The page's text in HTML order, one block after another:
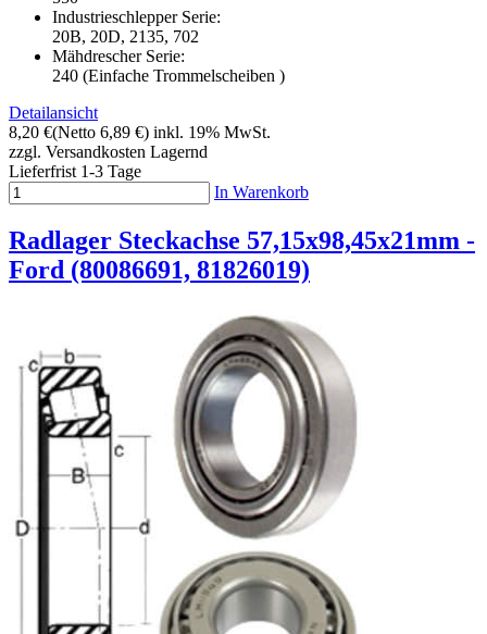
Industrieschlepper Serie:
20B, 20D, 2135, 702
Mähdrescher Serie:
240 (Einfache Trommelscheiben )
Detailansicht
8,20 €(Netto 6,89 €) inkl. 19% MwSt.
zzgl. Versandkosten Lagernd
Lieferfrist 1-3 Tage
In Warenkorb
Radlager Steckachse 57,15x98,45x21mm -
Ford (80086691, 81826019)